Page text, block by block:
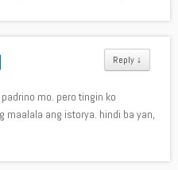
Reply ↓
mo. pero tingin ko
maalala ang istorya. hindi ba yan,